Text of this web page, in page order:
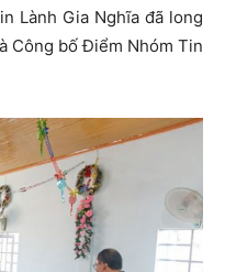
Lành Gia Nghĩa đã long
Công bố Điểm Nhóm Tin